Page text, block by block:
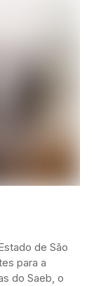
de São
para a
do Saeb, o